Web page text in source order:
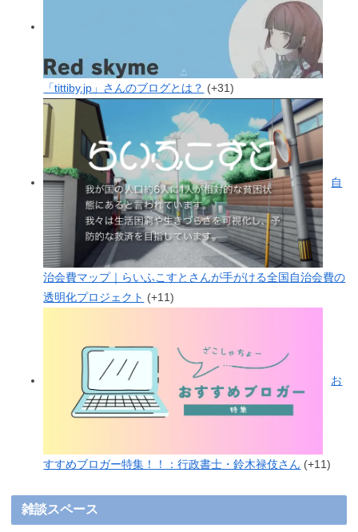
「tittiby.jp」さんのブログとは？ +31
自
治会費マップ｜らいふこすとさんが手がける全国自治会費の
透明化プロジェクト
+11
お
すすめブロガー特集！！：行政書士・鈴木禄伎さん +11
雑談スペース